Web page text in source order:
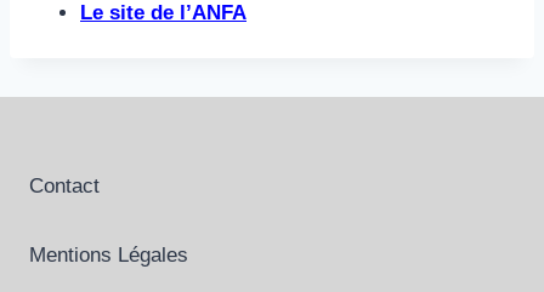
Le site de l’ANFA
Contact
Mentions Légales